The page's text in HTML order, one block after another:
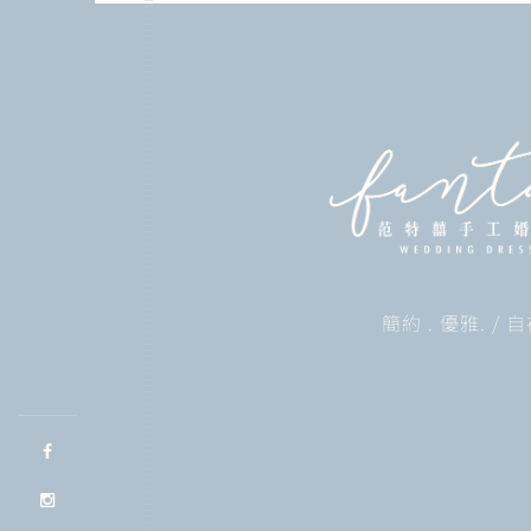
簡約 . 優雅. /